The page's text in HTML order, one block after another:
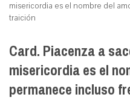
misericordia es el nombre del
traición
Card. Piacenza a
misericordia es el
permanece incluso